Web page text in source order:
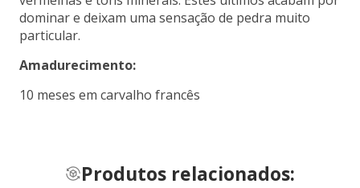
dominar e deixam uma sensação de pedra muito
particular.
Amadurecimento:
10 meses em carvalho francês
Produtos relacionados: